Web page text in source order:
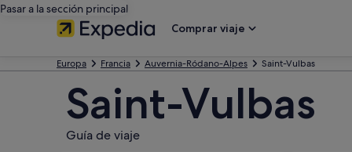
Pasar a la sección principal
Comprar viaje
Europa Francia Auvernia-Ródano-Alpes Saint-Vulbas
Saint-Vulbas
Guía de viaje